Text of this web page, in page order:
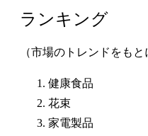
ランキング
（市場のトレンドをもと
健康食品
花束
家電製品